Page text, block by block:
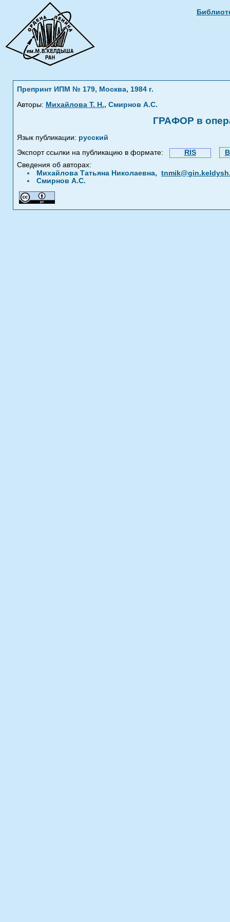
Препринт ИПМ № 179, Москва, 1984 г.
Авторы: Михайлова Т. Н., Смирнов А.С.
ГРАФОР в
Язык публикации: русский
Экспорт ссылки на публикацию в формате:
RIS
Сведения об авторах:
Михайлова Татьяна Николаевна,
Смирнов А.С.